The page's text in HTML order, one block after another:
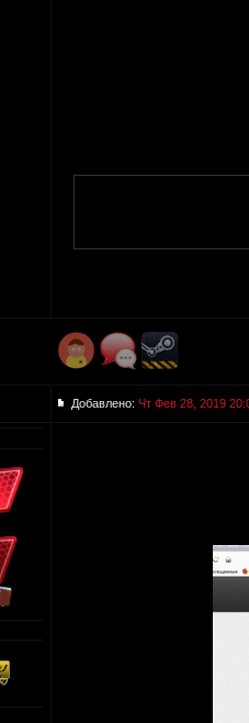
Добавлено: Чт Фев 28, 2019